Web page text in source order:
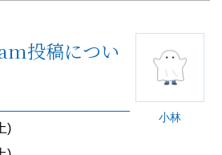
小林
投稿につい
)